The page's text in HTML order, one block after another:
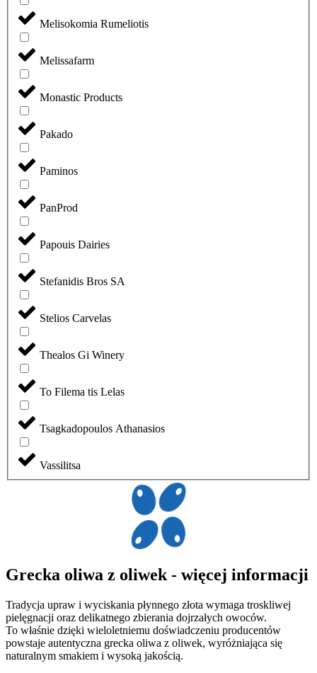
Melisokomia Rumeliotis
Melissafarm
Monastic Products
Pakado
Paminos
PanProd
Papouis Dairies
Stefanidis Bros SA
Stelios Carvelas
Thealos Gi Winery
To Filema tis Lelas
Tsagkadopoulos Athanasios
Vassilitsa
Grecka oliwa z oliwek - więcej informacji
Tradycja upraw i wyciskania płynnego złota wymaga troskliwej
pielęgnacji oraz delikatnego zbierania dojrzałych owoców.
To właśnie dzięki wieloletniemu doświadczeniu producentów
powstaje autentyczna grecka oliwa z oliwek, wyróżniająca się
naturalnym smakiem i wysoką jakością.